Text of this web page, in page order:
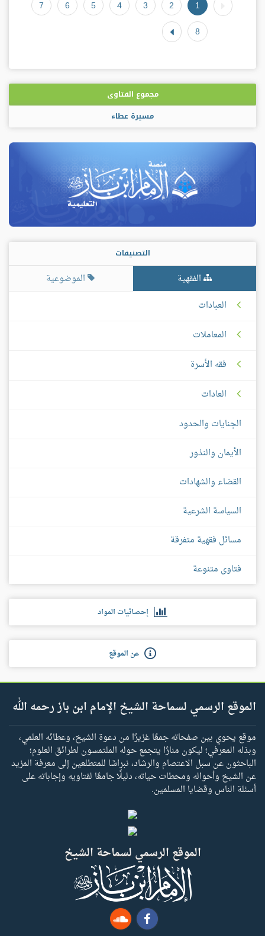
1
2
3
4
5
6
7
8
مجموع الفتاوى
مسيرة عطاء
التصنيفات
الفقهية
الموضوعية
العبادات
المعاملات
فقه الأسرة
العادات
الجنايات والحدود
الأيمان والنذور
القضاء والشهادات
السياسة الشرعية
مسائل فقهية متفرقة
فتاوى متنوعة
إحصائيات المواد
عن الموقع
الموقع الرسمي لسماحة الشيخ الإمام ابن باز رحمه الله
موقع يحوي بين صفحاته جمعًا غزيرًا من دعوة الشيخ، وعطائه العلمي،
وبذله المعرفي؛ ليكون منارًا يتجمع حوله الملتمسون لطرائق العلوم؛
الباحثون عن سبل الاعتصام والرشاد، نبراسًا للمتطلعين إلى معرفة المزيد
عن الشيخ وأحواله ومحطات حياته، دليلًا جامعًا لفتاويه وإجاباته على
أسئلة الناس وقضايا المسلمين.
الموقع الرسمي لسماحة الشيخ